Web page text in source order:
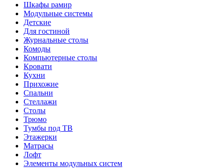
Шкафы рамир
Модульные системы
Детские
Для гостиной
Журнальные столы
Комоды
Компьютерные столы
Кровати
Кухни
Прихожие
Спальни
Стеллажи
Столы
Трюмо
Тумбы под ТВ
Этажерки
Матрасы
Лофт
Элементы модульных систем